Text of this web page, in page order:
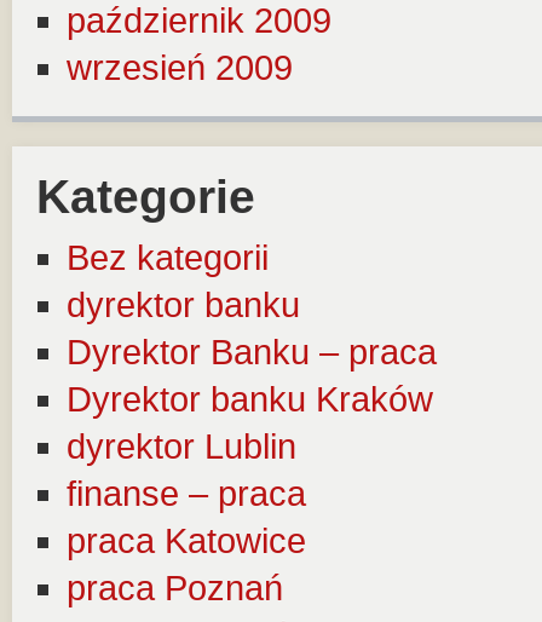
październik 2009
wrzesień 2009
Kategorie
Bez kategorii
dyrektor banku
Dyrektor Banku – praca
Dyrektor banku Kraków
dyrektor Lublin
finanse – praca
praca Katowice
praca Poznań